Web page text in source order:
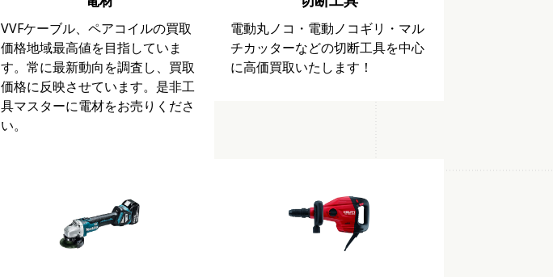
VVFケーブル、ペアコイルの買取
価格地域最高値を目指していま
す。常に最新動向を調査し、買取
価格に反映させています。是非工
具マスターに電材をお売りくださ
い。
電動丸ノコ・電動ノコギリ・マル
チカッターなどの切断工具を中心
に高価買取いたします！